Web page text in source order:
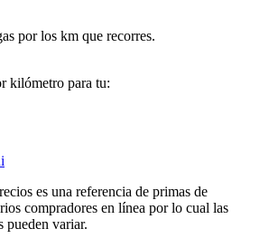
por los km que recorres.
kilómetro para tu:
es una referencia de primas de
compradores en línea por lo cual las
pueden variar.